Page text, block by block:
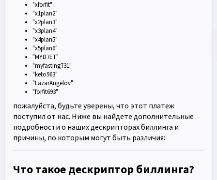
"xforfit"
"x1plan2"
"x2plan3"
"x3plan4"
"x4plan5"
"x5plan6"
"MYD7ET"
"myfasting731"
"keto963"
"LazarAngelov"
"forfit693"
пожалуйста, будьте уверены, что этот платеж
поступил от нас. Ниже вы найдете дополнительные
подробности о наших дескрипторах биллинга и
причины, по которым могут быть различия:
Что такое дескриптор биллинга?